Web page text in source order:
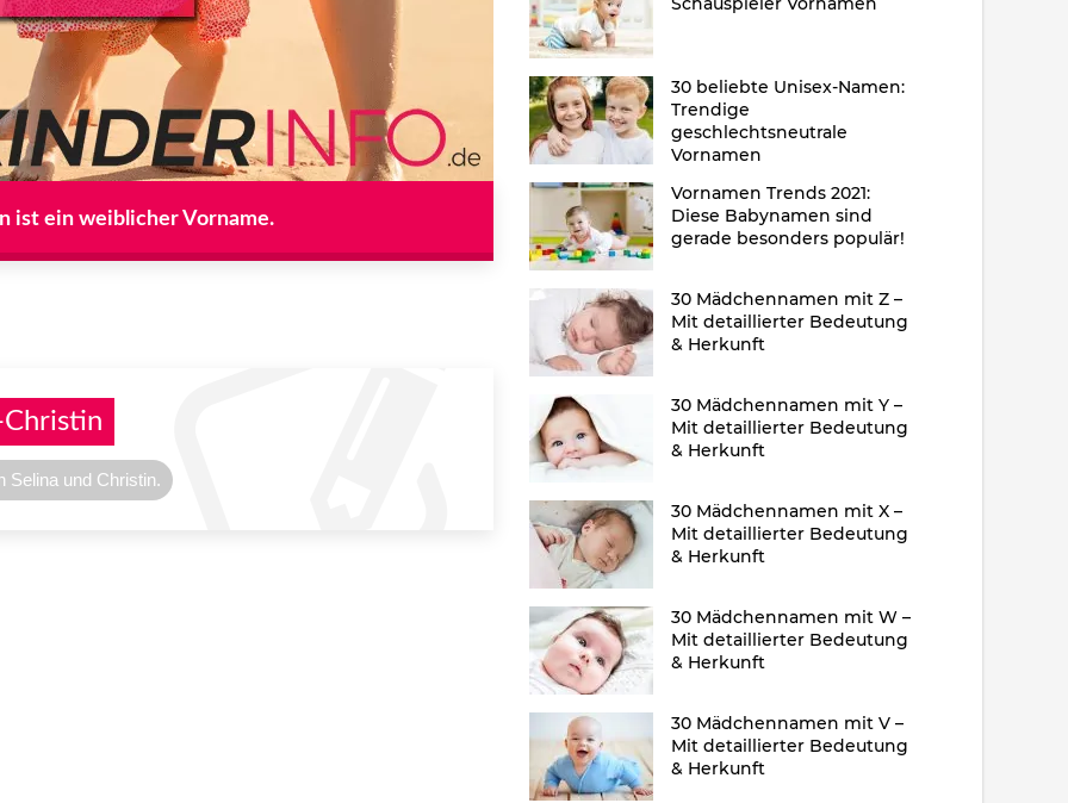
ist ein weiblicher Vorname.
Christin
Selina und Christin.
30 beliebte Unisex-Namen:
Trendige
geschlechtsneutrale
Vornamen
Vornamen Trends 2021:
Diese Babynamen sind
gerade besonders populär!
30 Mädchennamen mit Z –
Mit detaillierter Bedeutung
& Herkunft
30 Mädchennamen mit Y –
Mit detaillierter Bedeutung
& Herkunft
30 Mädchennamen mit X –
Mit detaillierter Bedeutung
& Herkunft
30 Mädchennamen mit W –
Mit detaillierter Bedeutung
& Herkunft
30 Mädchennamen mit V –
Mit detaillierter Bedeutung
& Herkunft